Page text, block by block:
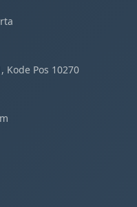
Kode Pos 10270